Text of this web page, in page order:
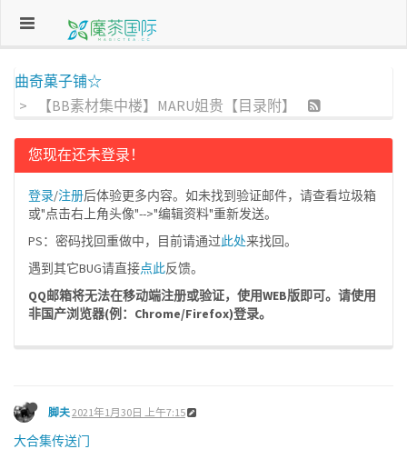
曲奇菓子铺☆
【BB素材集中楼】MARU姐贵【目录附】
您现在还未登录！
登录/注册后体验更多内容。如未找到验证邮件，请查看垃圾箱
或"点击右上角头像"-->"编辑资料"重新发送。
PS：密码找回重做中，目前请通过此处来找回。
遇到其它BUG请直接点此反馈。
QQ邮箱将无法在移动端注册或验证，使用WEB版即可。请使用
非国产浏览器(例：Chrome/Firefox)登录。
脚夫2021年1月30日 上午7:15
大合集传送门